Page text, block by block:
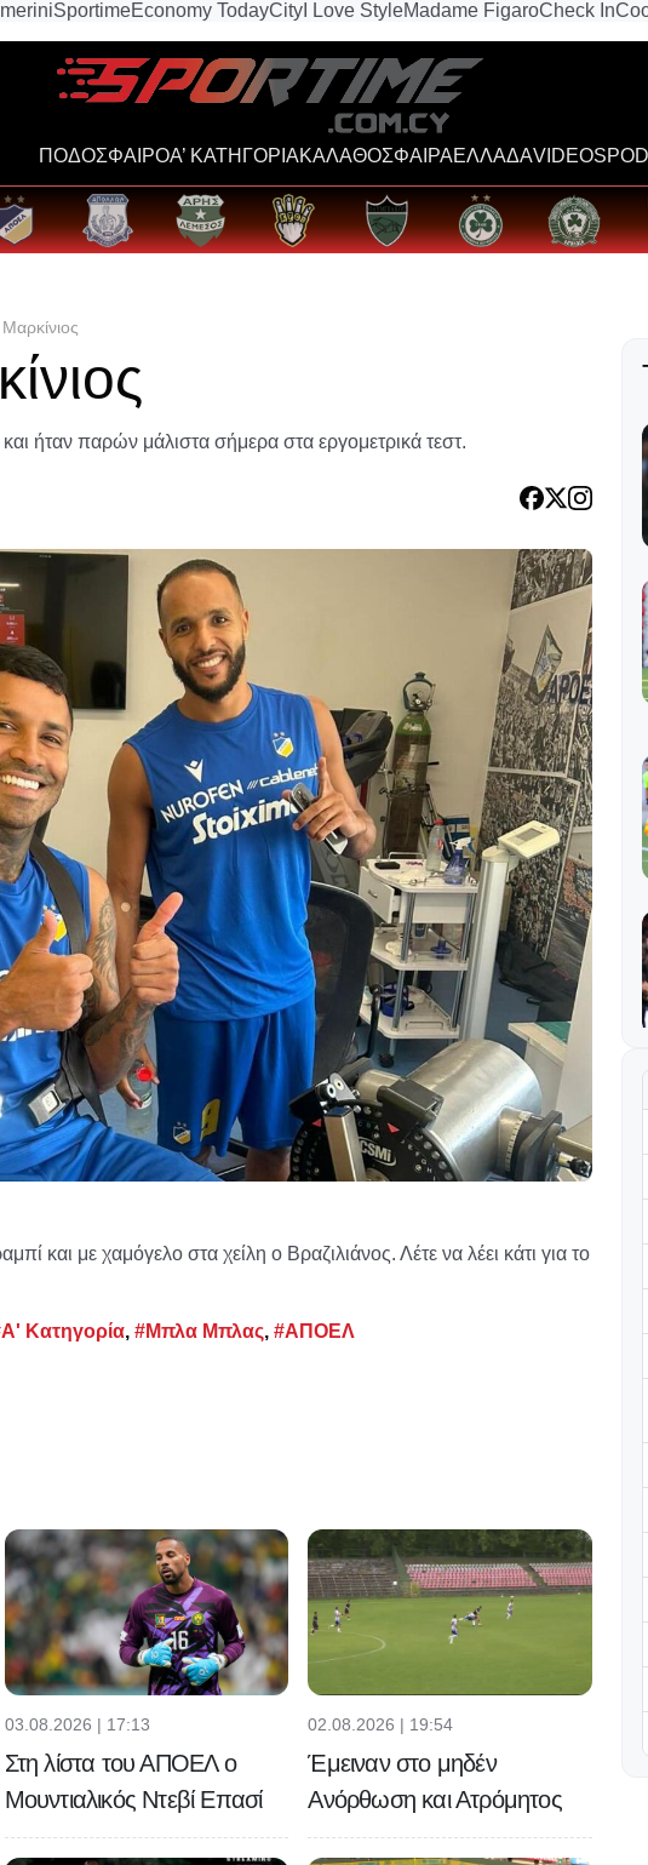
SportimeEconomy TodayCity I Love StyleMadame FigaroCheck In
ΠΟΔΟΣΦΑΙΡΟΑ’ ΚΑΤΗΓΟΡΙΑΚΑΛΑΘΟΣΦΑΙΡΑΕΛΛΑΔΑVIDEOS
ήταν παρών μάλιστα σήμερα στα εργομετρικά τεστ.
και με χαμόγελο στα χείλη ο Βραζιλιάνος. Λέτε να λέει κάτι για το
Κατηγορία, #Μπλα Μπλας, #ΑΠΟΕΛ
03.08.2026 | 17:13
Στη λίστα του ΑΠΟΕΛ ο
Μουντιαλικός Ντεβί Επασί
02.08.2026 | 19:54
Έμειναν στο μηδέν
Ανόρθωση και Ατρόμητος